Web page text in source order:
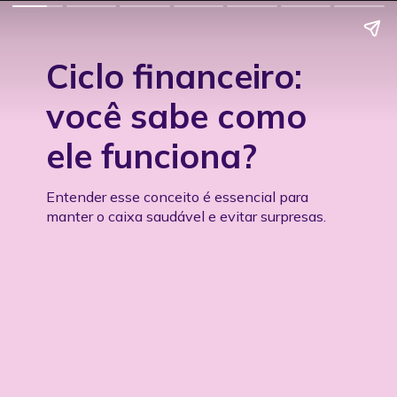
Ciclo financeiro:
você sabe como
ele funciona?
Entender esse conceito é essencial para
manter o caixa saudável e evitar surpresas.